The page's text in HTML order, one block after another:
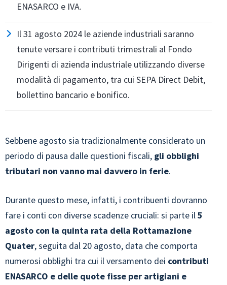
ENASARCO e IVA.
Il 31 agosto 2024 le aziende industriali saranno
tenute versare i contributi trimestrali al Fondo
Dirigenti di azienda industriale utilizzando diverse
modalità di pagamento, tra cui SEPA Direct Debit,
bollettino bancario e bonifico.
Sebbene agosto sia tradizionalmente considerato un
periodo di pausa dalle questioni fiscali, gli obblighi
tributari non vanno mai davvero in ferie.
Durante questo mese, infatti, i contribuenti dovranno
fare i conti con diverse scadenze cruciali: si parte il5
agosto con la quinta rata della Rottamazione
Quater, seguita dal 20 agosto, data che comporta
numerosi obblighi tra cui il versamento dei contributi
ENASARCO e delle quote fisse per artigiani e